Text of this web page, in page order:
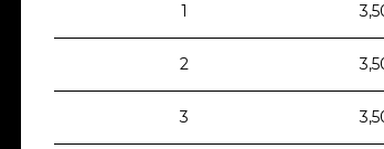
1
2
3